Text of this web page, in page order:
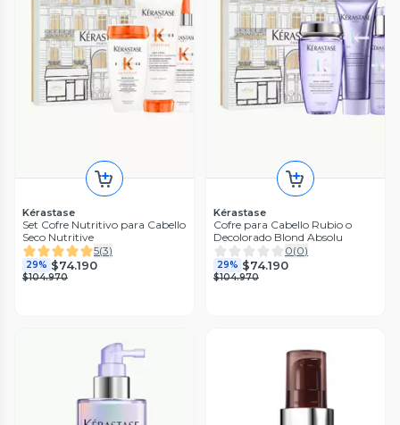
Kérastase
Set Cofre Nutritivo para Cabello
Seco Nutritive
5(3)
29% $74.190
$104.970
Kérastase
Cofre para Cabello Rubio o
Decolorado Blond Absolu
0(0)
29% $74.190
$104.970